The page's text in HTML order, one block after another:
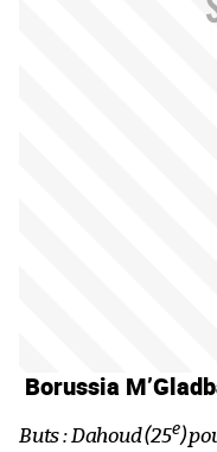
Borussia
Buts : Dahoud (25e)